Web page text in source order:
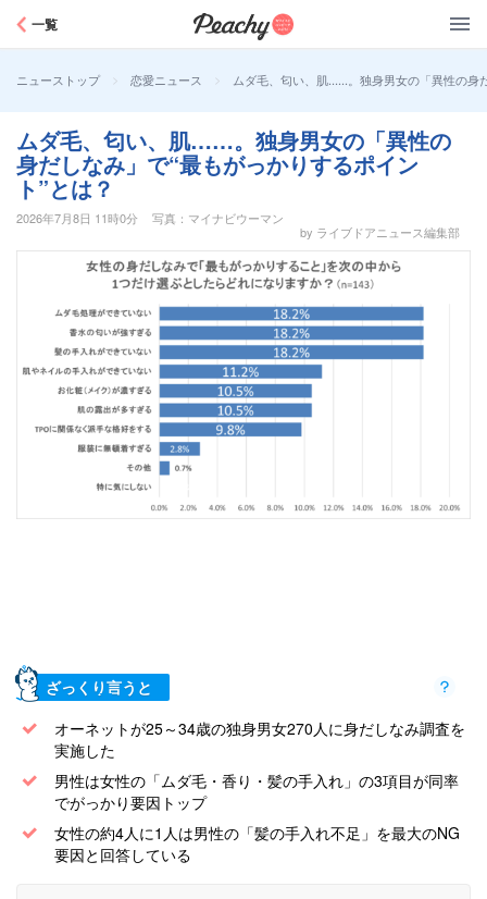
一覧
ニューストップ > 恋愛ニュース > ムダ毛、匂い、肌……。独身男女の「異性の身
ムダ毛、匂い、肌……。独身男女の「異性の
身だしなみ」で“最もがっかりするポイン
ト”とは？
2026年7月8日 11時0分
写真：マイナビウーマン
by ライブドアニュース編集部
ざっくり言うと
オーネットが25～34歳の独身男女270人に身だしなみ調査を
実施した
男性は女性の「ムダ毛・香り・髪の手入れ」の3項目が同率
でがっかり要因トップ
女性の約4人に1人は男性の「髪の手入れ不足」を最大のNG
要因と回答している